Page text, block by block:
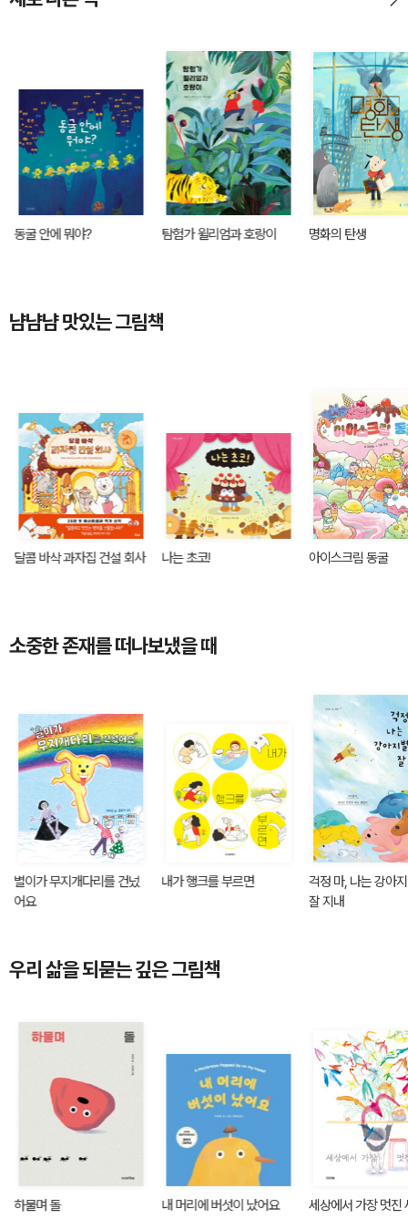
동굴 안에 뭐야? 탐험가 윌리엄과 호랑이 명화의 탄생
냠냠냠 맛있는 그림책
달콤 바삭 과자집 건설 회사 나는 초코! 아이스크림 동굴
소중한 존재를 떠나보냈을 때
별이가 무지개다리를 건넜
어요
내가 행크를 부르면
걱정 마, 나는 강아
잘 지내
우리 삶을 되묻는 깊은 그림책
하물며 돌 내 머리에 버섯이 났어요 세상에서 가장 멋진